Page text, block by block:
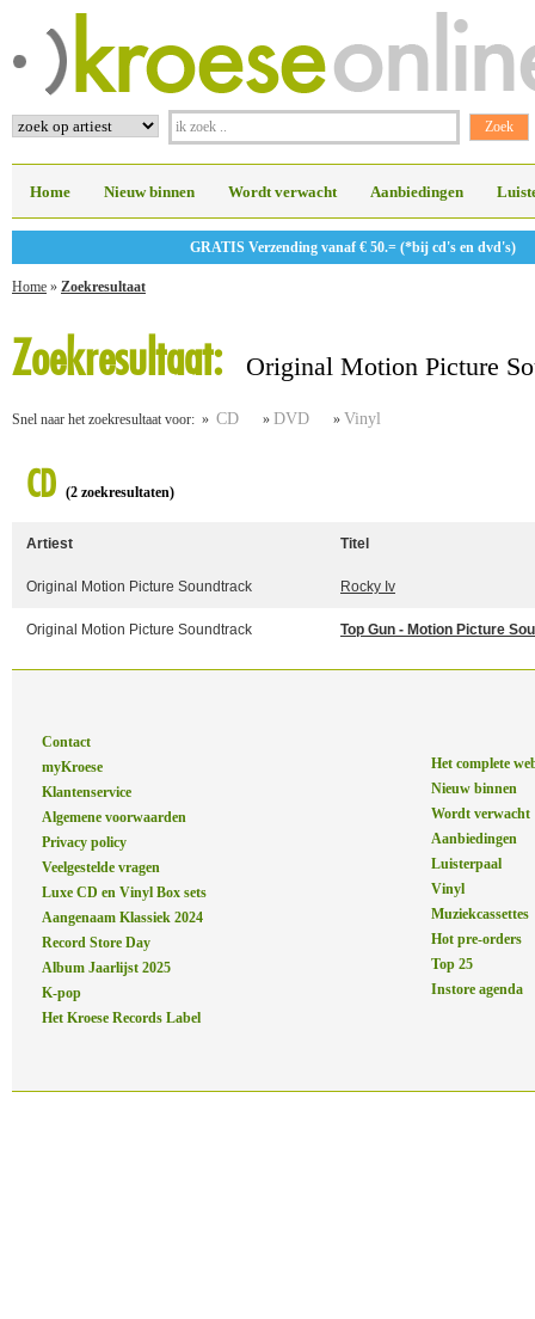
Home Nieuw binnen Wordt verwacht Aanbiedingen
GRATIS Verzending vanaf € 50.= (*bij cd's en dvd's)
Home » Zoekresultaat
Zoekresultaat: Original Motion Picture
Snel naar het zoekresultaat voor: » CD » DVD » Vinyl
CD (2 zoekresultaten)
Artiest Titel
Original Motion Picture Soundtrack Rocky Iv
Original Motion Picture Soundtrack Top Gun - Motion Picture
Contact
myKroese
Klantenservice
Algemene voorwaarden
Privacy policy
Veelgestelde vragen
Luxe CD en Vinyl Box sets
Aangenaam Klassiek 2024
Record Store Day
Album Jaarlijst 2025
K-pop
Het Kroese Records Label
Het complete
Nieuw binnen
Wordt verwacht
Aanbiedingen
Luisterpaal
Vinyl
Muziekcassettes
Hot pre-orders
Top 25
Instore agenda